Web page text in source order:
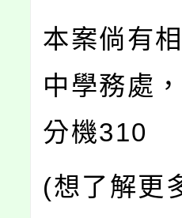
本案倘有
中學務處
分機310
(想了解更